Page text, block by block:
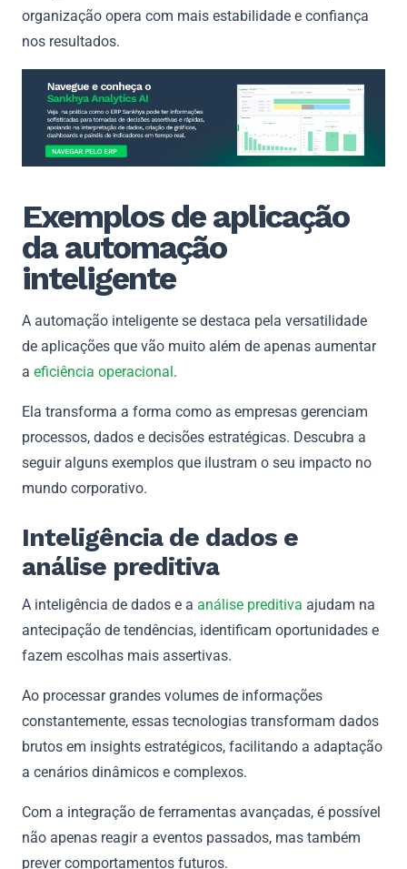
organização opera com mais estabilidade e confiança
nos resultados.
Exemplos de aplicação
da automação
inteligente
A automação inteligente se destaca pela versatilidade
de aplicações que vão muito além de apenas aumentar
a eficiência operacional .
Ela transforma a forma como as empresas gerenciam
processos, dados e decisões estratégicas. Descubra a
seguir alguns exemplos que ilustram o seu impacto no
mundo corporativo.
Inteligência de dados e
análise preditiva
A inteligência de dados e a análise preditiva ajudam na
antecipação de tendências, identificam oportunidades e
fazem escolhas mais assertivas.
Ao processar grandes volumes de informações
constantemente, essas tecnologias transformam dados
brutos em insights estratégicos, facilitando a adaptação
a cenários dinâmicos e complexos.
Com a integração de ferramentas avançadas, é possível
não apenas reagir a eventos passados, mas também
prever comportamentos futuros.